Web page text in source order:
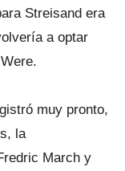
Streisand era
a optar
muy pronto,
la
March y